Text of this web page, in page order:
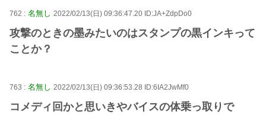
762 : 名無し 2022/02/13(日) 09:36:47.20 ID:JA+ZdpDo0
攻撃のときの墨みたいのはスタンプの黒インキって
ことか？
763 : 名無し 2022/02/13(日) 09:36:53.28 ID:6IA2JwMf0
コメディ回かと思いきやバイスの体乗っ取りで